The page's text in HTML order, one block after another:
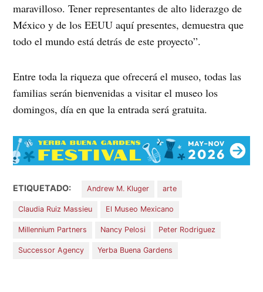
maravilloso. Tener representantes de alto liderazgo de
México y de los EEUU aquí presentes, demuestra que
todo el mundo está detrás de este proyecto”.
Entre toda la riqueza que ofrecerá el museo, todas las
familias serán bienvenidas a visitar el museo los
domingos, día en que la entrada será gratuita.
ETIQUETADO: Andrew M. Kluger arte
Claudia Ruiz Massieu El Museo Mexicano
Millennium Partners Nancy Pelosi Peter Rodriguez
Successor Agency Yerba Buena Gardens